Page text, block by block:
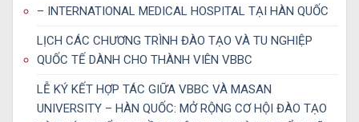
– INTERNATIONAL MEDICAL HOSPITAL TẠI HÀN QUỐC
LỊCH CÁC CHƯƠNG TRÌNH ĐÀO TẠO VÀ TU NGHIỆP
QUỐC TẾ DÀNH CHO THÀNH VIÊN VBBC
LỄ KÝ KẾT HỢP TÁC GIỮA VBBC VÀ MASAN
UNIVERSITY – HÀN QUỐC: MỞ RỘNG CƠ HỘI ĐÀO TẠO